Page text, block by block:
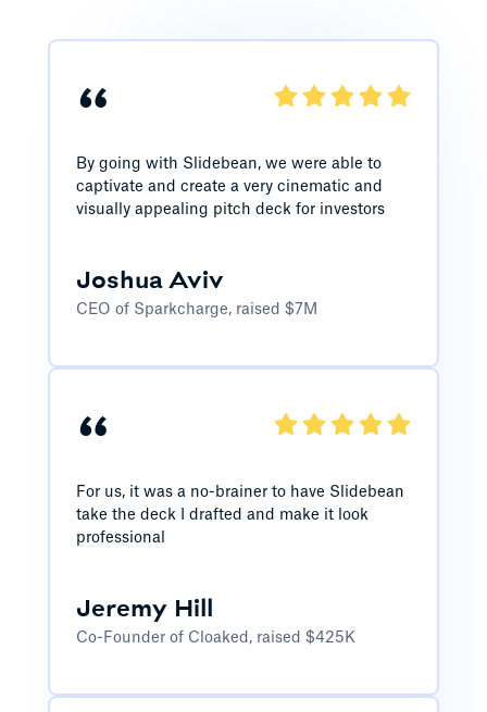
“
By going with Slidebean, we were able to
captivate and create a very cinematic and
visually appealing pitch deck for investors
Joshua Aviv
CEO of Sparkcharge, raised $7M
“
For us, it was a no-brainer to have Slidebean
take the deck I drafted and make it look
professional
Jeremy Hill
Co-Founder of Cloaked, raised $425K